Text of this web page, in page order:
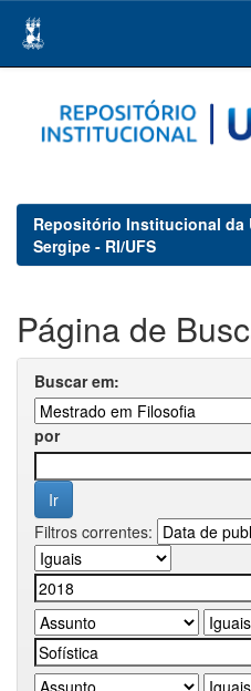
navigation
Repositório Institucional da
Sergipe - RI/UFS
Página de
Buscar em:
por
Filtros correntes: